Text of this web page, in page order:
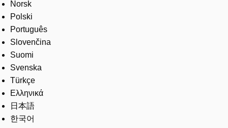
Norsk
Polski
Português
Slovenčina
Suomi
Svenska
Türkçe
Ελληνικά
日本語
한국어